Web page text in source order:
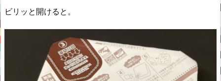
ビリッと開けると。